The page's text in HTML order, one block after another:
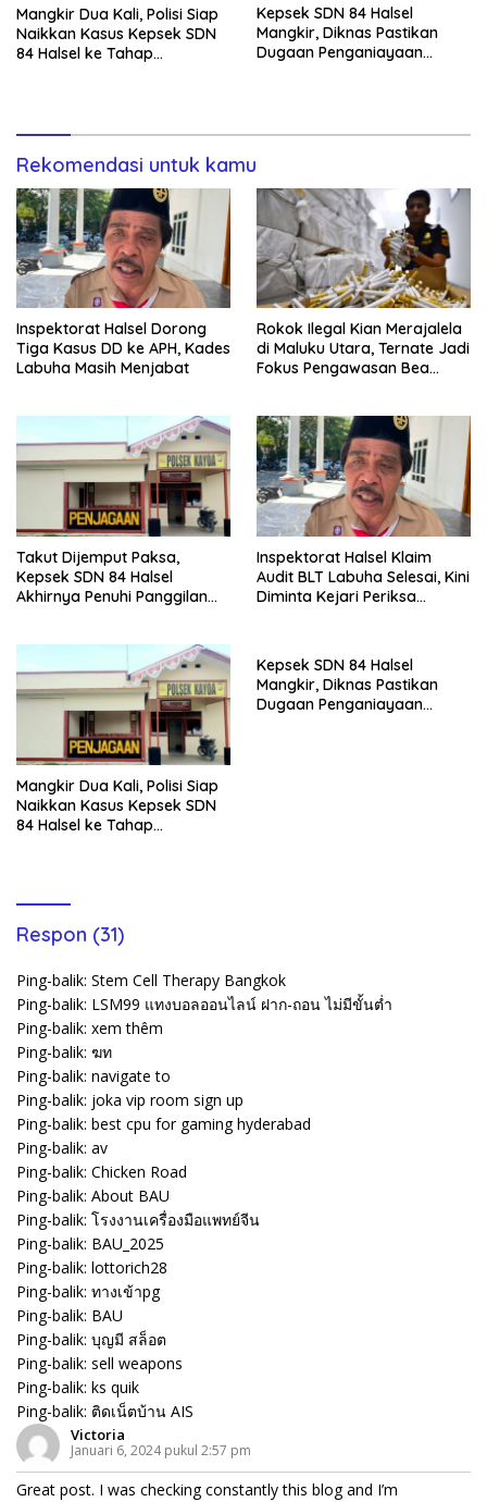
Mangkir Dua Kali, Polisi Siap
Naikkan Kasus Kepsek SDN
84 Halsel ke Tahap
Kepsek SDN 84 Halsel
Mangkir, Diknas Pastikan
Dugaan Penganiayaan
Rekomendasi untuk kamu
Inspektorat Halsel Dorong
Tiga Kasus DD ke APH, Kades
Labuha Masih Menjabat
Rokok Ilegal Kian Merajalela
di Maluku Utara, Ternate Jadi
Fokus Pengawasan Bea
Takut Dijemput Paksa,
Kepsek SDN 84 Halsel
Akhirnya Penuhi Panggilan
Inspektorat Halsel Klaim
Audit BLT Labuha Selesai, Kini
Diminta Kejari Periksa
Mangkir Dua Kali, Polisi Siap
Naikkan Kasus Kepsek SDN
84 Halsel ke Tahap
Kepsek SDN 84 Halsel
Mangkir, Diknas Pastikan
Dugaan Penganiayaan
Respon (31)
Ping-balik: Stem Cell Therapy Bangkok
Ping-balik: LSM99 แทงบอลออนไลน์ ฝาก-ถอน ไม่มีขั้นต่ำ
Ping-balik: xem thêm
Ping-balik: ฆท
Ping-balik: navigate to
Ping-balik: joka vip room sign up
Ping-balik: best cpu for gaming hyderabad
Ping-balik: av
Ping-balik: Chicken Road
Ping-balik: About BAU
Ping-balik: โรงงานเครื่องมือแพทย์จีน
Ping-balik: BAU_2025
Ping-balik: lottorich28
Ping-balik: ทางเข้าpg
Ping-balik: BAU
Ping-balik: บุญมี สล็อต
Ping-balik: sell weapons
Ping-balik: ks quik
Ping-balik: ติดเน็ตบ้าน AIS
Victoria
Januari 6, 2024 pukul 2:57 pm
Great post. I was checking constantly this blog and I’m